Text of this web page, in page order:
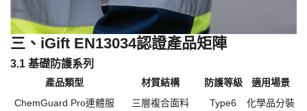
三、 iGift EN13034認證產品矩陣
3.1 基礎防護系列
產品類型 材質結構 防護等級
適用場景
ChemGuard Pro連體服
三層複合面料 Type6
化學品分裝